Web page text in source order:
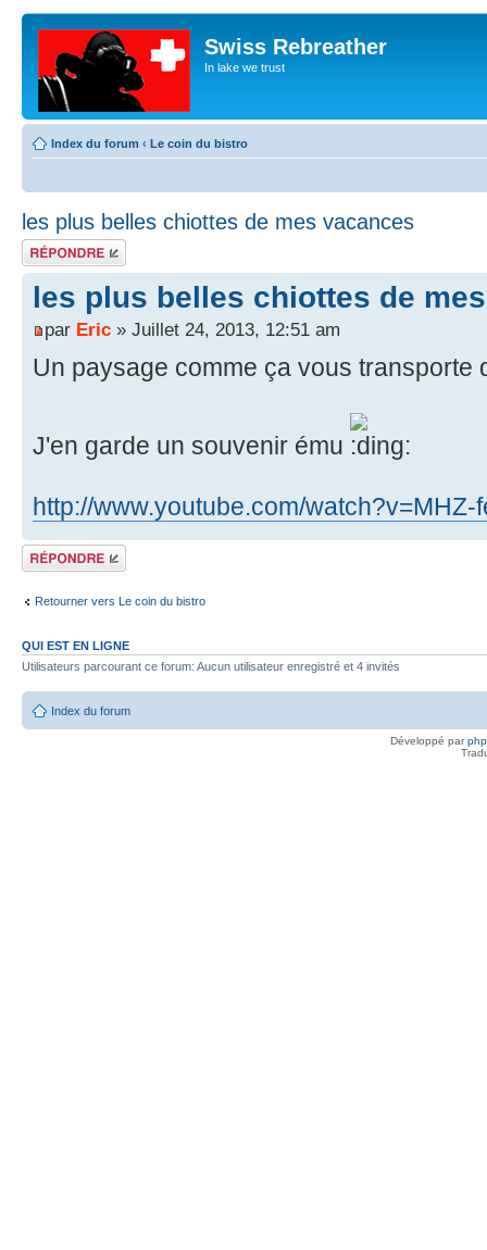
Swiss Rebreather
In lake we trust
Index du forum ‹ Le coin du bistro
les plus belles chiottes de mes vacances
Répondre
les plus belles chiottes de
par Eric » Juillet 24, 2013, 12:51 am
Un paysage comme ça vous transporte
J'en garde un souvenir ému
http://www.youtube.com/watch?v=MHZ-
Répondre
Retourner vers Le coin du bistro
QUI EST EN LIGNE
Utilisateurs parcourant ce forum: Aucun utilisateur enregistré et 4 invités
Index du forum
Développé par